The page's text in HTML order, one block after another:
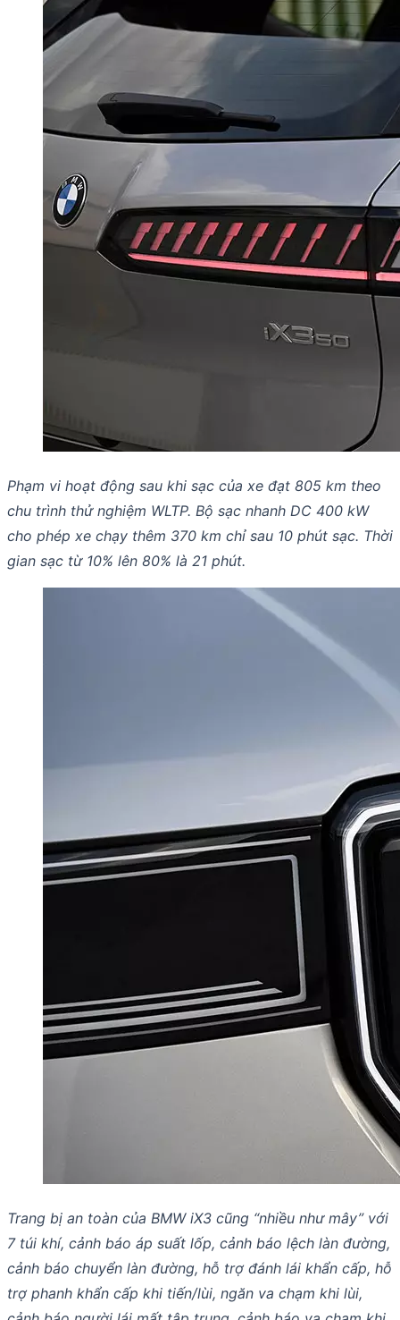
Phạm vi hoạt động sau khi sạc của xe đạt 805 km theo
chu trình thử nghiệm WLTP. Bộ sạc nhanh DC 400 kW
cho phép xe chạy thêm 370 km chỉ sau 10 phút sạc. Thời
gian sạc từ 10% lên 80% là 21 phút.
Trang bị an toàn của BMW iX3 cũng “nhiều như mây” với
7 túi khí, cảnh báo áp suất lốp, cảnh báo lệch làn đường,
cảnh báo chuyển làn đường, hỗ trợ đánh lái khẩn cấp, hỗ
trợ phanh khẩn cấp khi tiến/lùi, ngăn va chạm khi lùi,